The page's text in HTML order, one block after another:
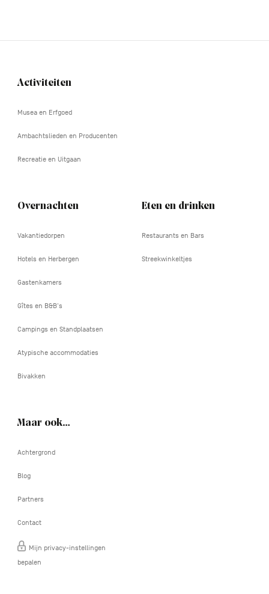
Navigation
Activiteiten
Musea en Erfgoed
Ambachtslieden en Producenten
Recreatie en Uitgaan
Overnachten
Vakantiedorpen
Hotels en Herbergen
Gastenkamers
Gîtes en B&B's
Campings en Standplaatsen
Atypische accommodaties
Bivakken
Eten en drinken
Restaurants en Bars
Streekwinkeltjes
Maar ook…
Achtergrond
Blog
Partners
Contact
Mijn privacy-instellingen
bepalen